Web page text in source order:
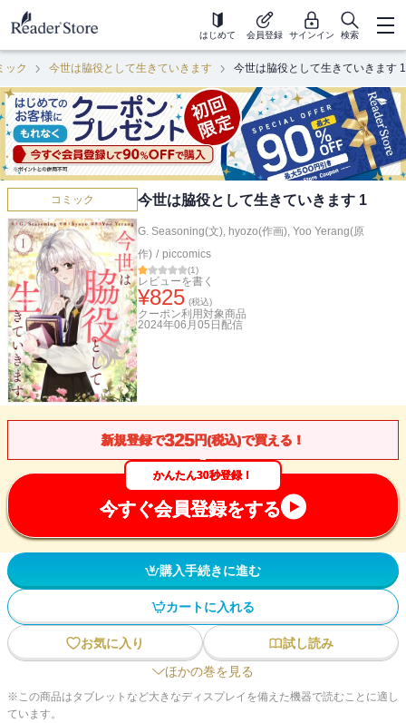
はじめて 会員登録 サインイン 検索
ック 今世は脇役として生きていきます 今世は脇役として生きていきます 1
コミック 今世は脇役として生きていきます 1
G. Seasoning(文), hyozo(作画), Yoo Yerang(原
作) / piccomics
(1)
レビューを書く
¥825 (税込)
クーポン利用対象商品
2024年06月05日 配信
新規登録で325円(税込)で買える！
かんたん30秒登録！
今すぐ会員登録をする
購入手続きに進む
カートに入れる
お気に入り
試し読み
ほかの巻を見る
※この商品はタブレットなど大きなディスプレイを備えた機器で読むことに適し
ています。